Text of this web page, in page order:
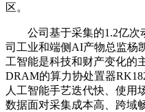
区。
公司基于采集的1.2亿次
司工业和端侧AI产物总监杨
工智能是科技和财产变化的
DRAM的算力协处置器
人工智能手艺迭代快、使用
数据面对采集成本高、跨域